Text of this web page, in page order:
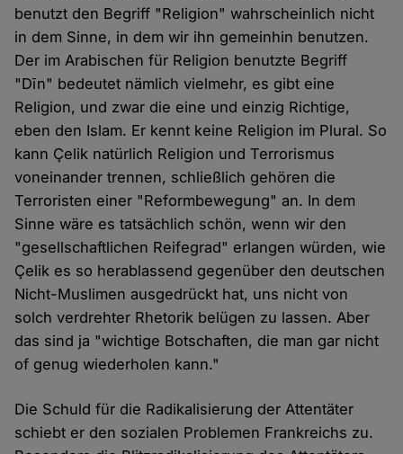
benutzt den Begriff "Religion" wahrscheinlich nicht
in dem Sinne, in dem wir ihn gemeinhin benutzen.
Der im Arabischen für Religion benutzte Begriff
"Dīn" bedeutet nämlich vielmehr, es gibt eine
Religion, und zwar die eine und einzig Richtige,
eben den Islam. Er kennt keine Religion im Plural. So
kann Çelik natürlich Religion und Terrorismus
voneinander trennen, schließlich gehören die
Terroristen einer "Reformbewegung" an. In dem
Sinne wäre es tatsächlich schön, wenn wir den
"gesellschaftlichen Reifegrad" erlangen würden, wie
Çelik es so herablassend gegenüber den deutschen
Nicht-Muslimen ausgedrückt hat, uns nicht von
solch verdrehter Rhetorik belügen zu lassen. Aber
das sind ja "wichtige Botschaften, die man gar nicht
of genug wiederholen kann."
Die Schuld für die Radikalisierung der Attentäter
schiebt er den sozialen Problemen Frankreichs zu.